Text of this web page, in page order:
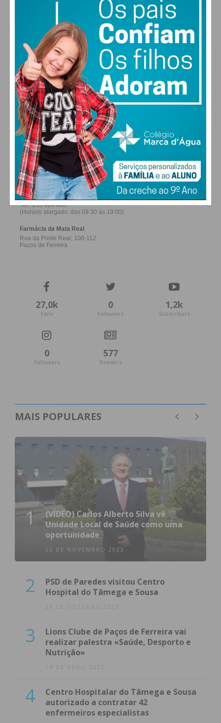
SÁB DOM
29°
SEG
30
TER
ALTERAR
FARMACIAS DE SERVIÇO EM PAÇOS DE
FERREIRA
27,0k
Fans
0
Followers
1,2k
Subscribers
0
Followers
577
Readers
MAIS POPULARES
1
(VÍDEO) Carlos Alberto Silva vê
Unidade Local de Saúde como uma
oportunidade
23 DE NOVEMBRO 2023
2
PSD de Paredes visitou Centro
Hospital do Tâmega e Sousa
23 DE OUTUBRO 2023
3
Lions Clube de Paços de Ferreira vai
realizar palestra «Saúde, Desporto e
Nutrição»
14 DE ABRIL 2022
4
Centro Hospitalar do Tâmega e Sousa
autorizado a contratar 42
enfermeiros especialistas